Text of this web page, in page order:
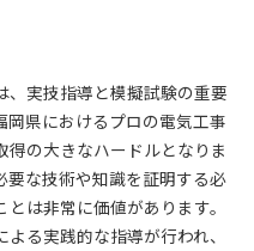
、実技指導と模擬試験の重要
県におけるプロの電気工事
の大きなハードルとなりま
要な技術や知識を証明する必
は非常に価値があります。
る実践的な指導が行われ、